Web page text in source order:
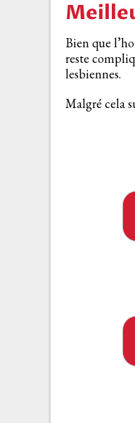
Bien que
reste
lesbiennes.
Malgré cela